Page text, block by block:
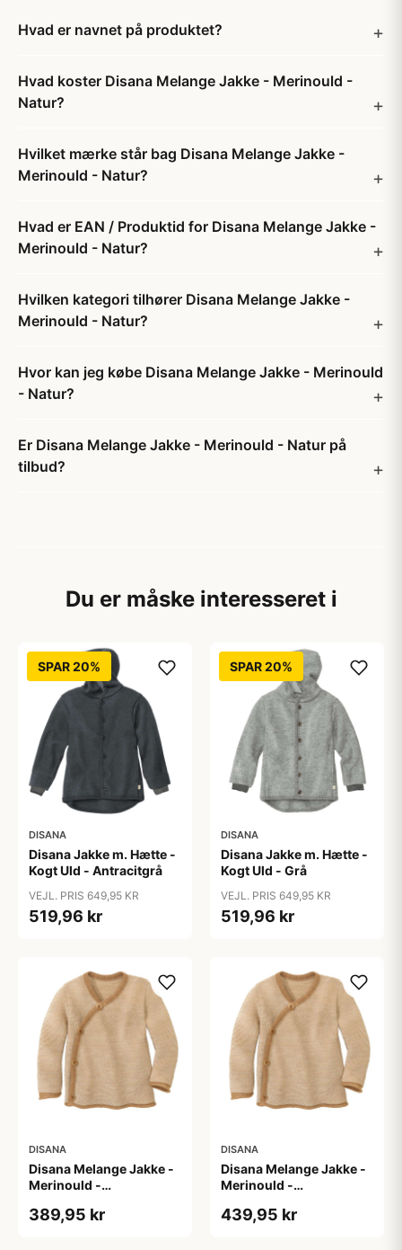
Hvad er navnet på produktet?
Hvad koster Disana Melange Jakke - Merinould -
Natur?
Hvilket mærke står bag Disana Melange Jakke -
Merinould - Natur?
Hvad er EAN / Produktid for Disana Melange Jakke -
Merinould - Natur?
Hvilken kategori tilhører Disana Melange Jakke -
Merinould - Natur?
Hvor kan jeg købe Disana Melange Jakke - Merinould
- Natur?
Er Disana Melange Jakke - Merinould - Natur på
tilbud?
Du er måske interesseret i
SPAR 20%
DISANA
Disana Jakke m. Hætte -
Kogt Uld - Antracitgrå
VEJL. PRIS 649,95 KR
519,96 kr
SPAR 20%
DISANA
Disana Jakke m. Hætte -
Kogt Uld - Grå
VEJL. PRIS 649,95 KR
519,96 kr
DISANA
Disana Melange Jakke -
Merinould -
389,95 kr
DISANA
Disana Melange Jakke -
Merinould -
439,95 kr